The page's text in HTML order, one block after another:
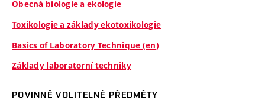
Obecná biologie a ekologie
Toxikologie a základy ekotoxikologie
Basics of Laboratory Technique (en)
Základy laboratorní techniky
POVINNĚ VOLITELNÉ PŘEDMĚTY